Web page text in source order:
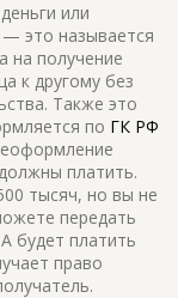
или
— это называется
на получение
к другому без
. Также это
по ГК РФ
платить.
тысяч, но вы не
передать
будет платить
право